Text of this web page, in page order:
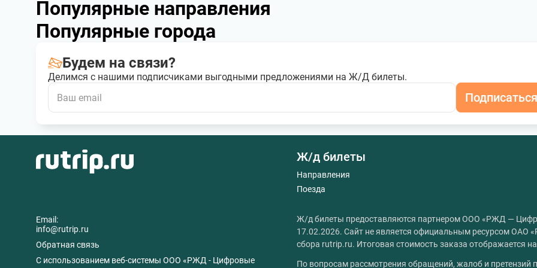
Популярные направления
Популярные города
Будем на связи?
Делимся с нашими подписчиками выгодными предложениями на Ж/Д билеты.
Подписаться
Email:
info@rutrip.ru
Обратная связь
C использованием веб-системы ООО «РЖД - Цифровые
Ж/д билеты
Направления
Поезда
Ж/д билеты предоставляются партнером ООО «РЖД —
17.02.2026. Сайт не является официальным ресурсом ОАО
сбора rutrip.ru. Итоговая стоимость заказа отображается
По вопросам рассмотрения обращений, жалоб и